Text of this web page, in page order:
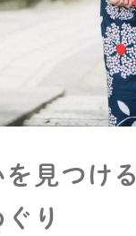
を 見つける
り